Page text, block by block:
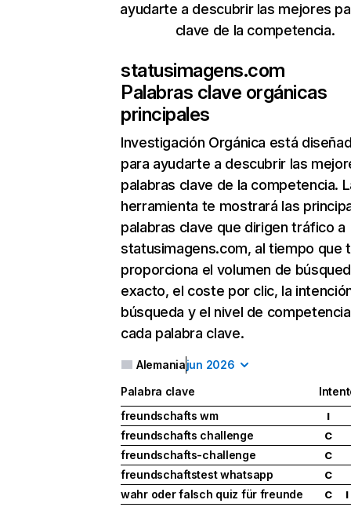
ayudarte a descubrir las mejores
clave de la competencia.
statusimagens.com
Palabras clave orgánicas
principales
Investigación Orgánica está
para ayudarte a descubrir las
palabras clave de la competencia.
herramienta te mostrará las
palabras clave que dirigen tráfico a
statusimagens.com, al tiempo que
proporciona el volumen de
exacto, el coste por clic, la
búsqueda y el nivel de
cada palabra clave.
Alemaniajun 2026
Palabra clave
freundschafts wm
I
freundschafts challenge C
freundschafts-challenge C
freundschaftstest whatsapp C
wahr oder falsch quiz für freunde C I